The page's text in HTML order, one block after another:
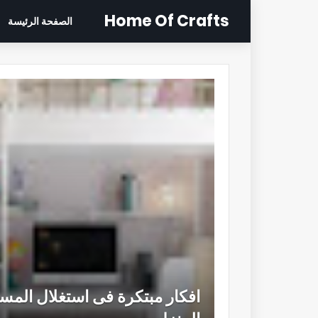
Home Of Crafts الصفحة الرئيسة
افكار مبتكرة فى استغلال